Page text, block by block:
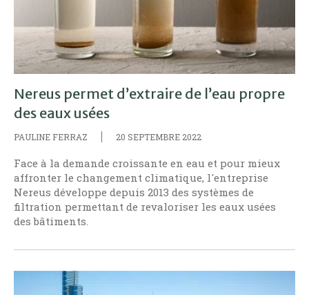
Nereus permet d’extraire de l’eau propre
des eaux usées
PAULINE FERRAZ 20 SEPTEMBRE 2022
Face à la demande croissante en eau et pour mieux
affronter le changement climatique, l'entreprise
Nereus développe depuis 2013 des systèmes de
filtration permettant de revaloriser les eaux usées
des bâtiments.